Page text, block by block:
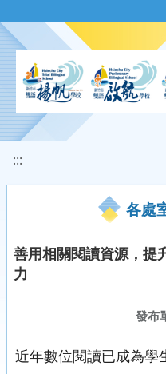
:::
各處
善用相關閱讀資源，提
力
發布
近年數位閱讀已成為學